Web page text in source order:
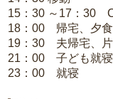
15：30 ～17：30
18：00 帰宅、夕
19：30 夫帰宅、
21：00 子ども就寝
23：00 就寝